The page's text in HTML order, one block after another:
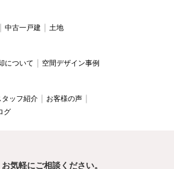
中古一戸建 土地
について 空間デザイン事例
タッフ紹介
お客様の声
グ
気軽にご相談ください。